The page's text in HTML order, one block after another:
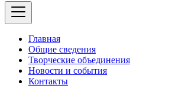
Главная
Общие сведения
Творческие объединения
Новости и события
Контакты